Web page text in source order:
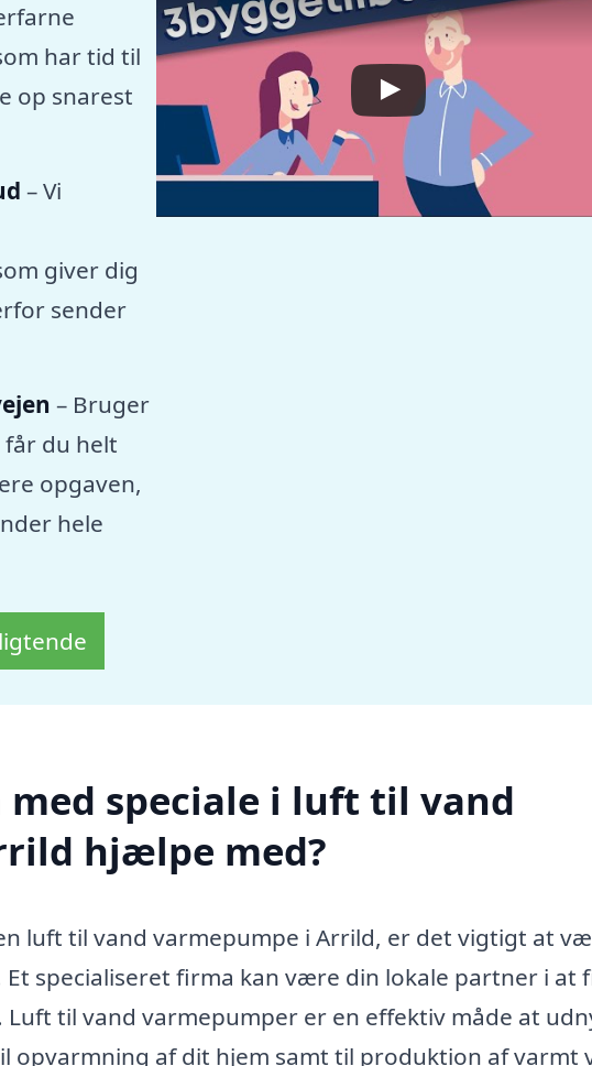
har tid til
op snarest
– Vi
giver dig
sender
– Bruger
du helt
opgaven,
hele
speciale i luft til vand
hjælpe med?
luft til vand varmepumpe i Arrild, er det vigtigt at
specialiseret firma kan være din lokale partner i at
til vand varmepumper er en effektiv måde at
opvarmning af dit hjem samt til produktion af varmt